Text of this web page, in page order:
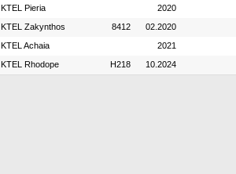
KTEL Pieria 2020
KTEL Zakynthos 8412 02.2020
KTEL Achaia 2021
KTEL Rhodope H218 10.2024